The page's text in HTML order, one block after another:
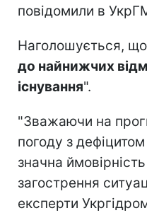
повідомили в
Наголошується,
до найнижчих
існування".
"Зважаючи на
погоду з
значна
загострення
експерти